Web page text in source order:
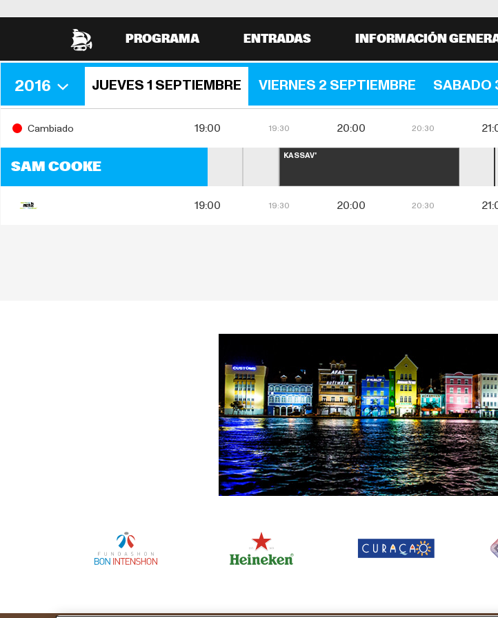
PROGRAMA ENTRADAS INFORMACIÓN
2016 JUEVES 1 SEPTIEMBRE VIERNES 2 SEPTIEMBRE SABADO
Cambiado
SAM COOKE
19:00 19:30 20:00 20:30
KASSAV'
19:00 19:30 20:00 20:30